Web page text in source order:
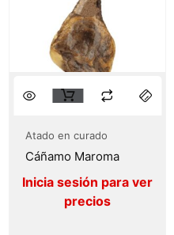
Atado en curado
Cáñamo Maroma